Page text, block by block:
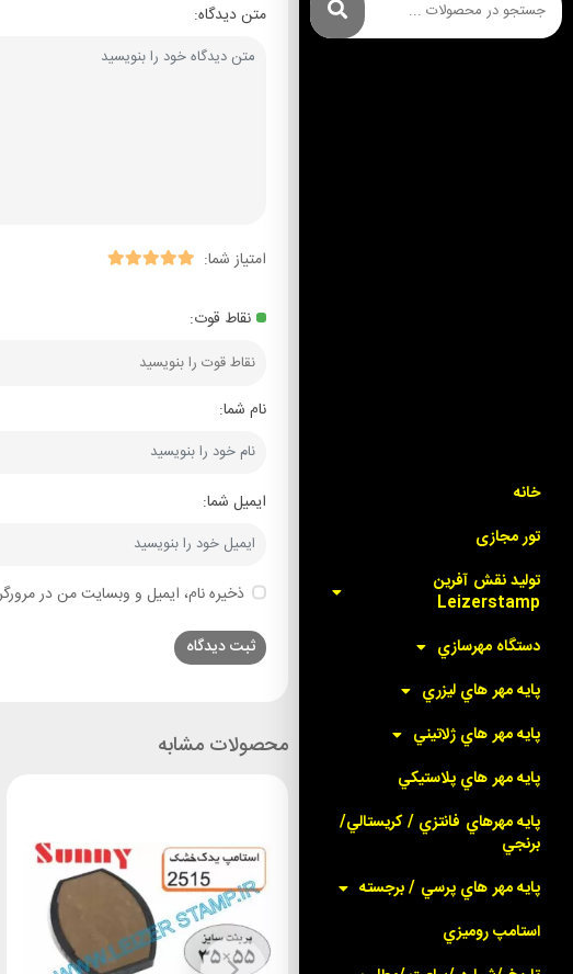
خانه
تور مجازی
توليد نقش آفرين
Leizerstamp
دستگاه مهرسازي
پايه مهر هاي ليزري
پايه مهر هاي ژلاتيني
پايه مهر هاي پلاستيکي
پايه مهرهاي فانتزي / کريستالي/
برنجي
پايه مهر هاي پرسي / برجسته
استامپ روميزي
متن دیدگاه:
امتیاز شما:
نقاط قوت:
نام شما:
ایمیل شما:
ذخیره نام، ایمیل و وبسایت من در
محصولات مشابه